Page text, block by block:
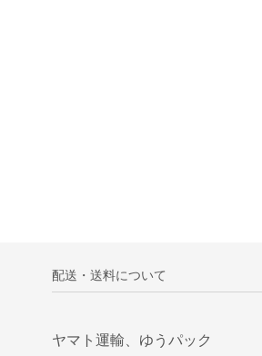
配送・送料について
ヤマト運輸、ゆうパック